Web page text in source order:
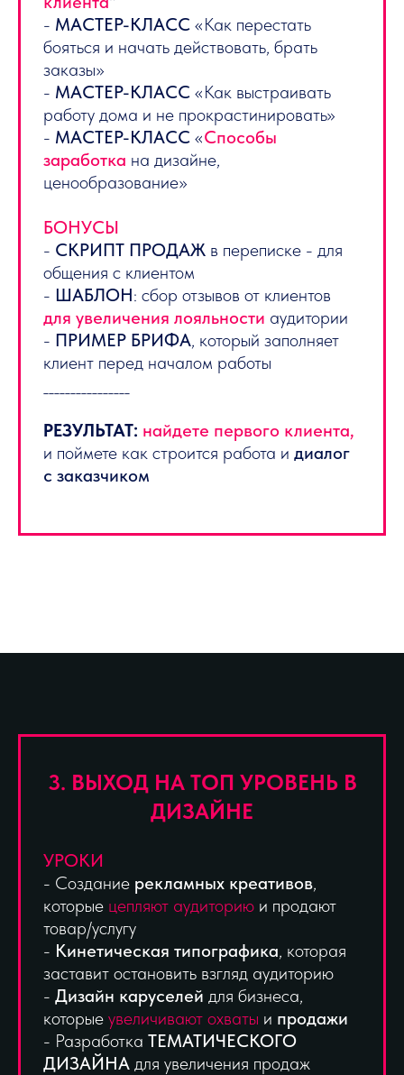
- МАСТЕР-КЛАСС «Как перестать
бояться и начать действовать, брать
заказы»
- МАСТЕР-КЛАСС «Как выстраивать
работу дома и не прокрастинировать»
- МАСТЕР-КЛАСС «Способы
заработка на дизайне,
ценообразование»
БОНУСЫ
- СКРИПТ ПРОДАЖ в переписке - для
общения с клиентом
- ШАБЛОН: сбор отзывов от клиентов
для увеличения лояльности аудитории
- ПРИМЕР БРИФА, который заполняет
клиент перед началом работы
РЕЗУЛЬТАТ: найдете первого клиента,
и поймете как строится работа и диалог
с заказчиком
3. ВЫХОД НА ТОП УРОВЕНЬ В
ДИЗАЙНЕ
УРОКИ
- Создание рекламных креативов,
которые цепляют аудиторию и продают
товар/услугу
- Кинетическая типографика, которая
заставит остановить взгляд аудиторию
- Дизайн каруселей для бизнеса,
которые увеличивают охваты и продажи
- Разработка ТЕМАТИЧЕСКОГО
ДИЗАЙНА для увеличения продаж